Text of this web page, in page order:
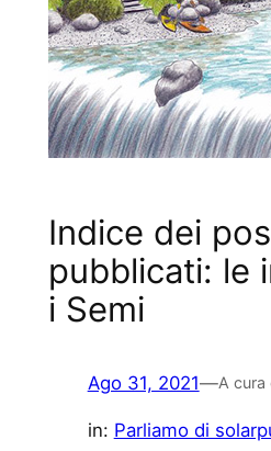
Indice dei
pubblicati: le
i Semi
Ago 31, 2021—A cura
in: Parliamo di